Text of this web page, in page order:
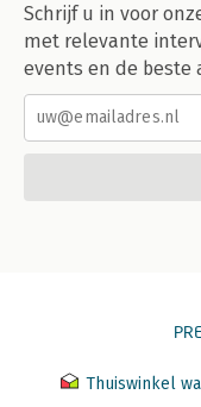
Schrijf u in voor
met relevante
events en de beste
Thuiswinkel